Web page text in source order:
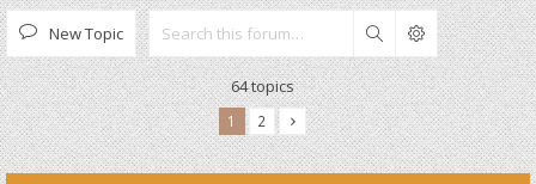
New Topic Search
64 topics
1 2